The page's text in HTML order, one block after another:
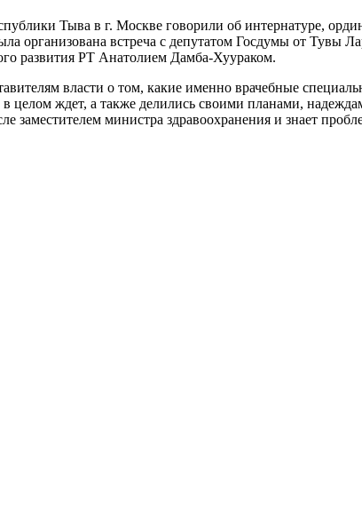
Тыва в г. Москве говорили об интернатуре,
организована встреча с депутатом Госдумы от Тувы
развития РТ Анатолием Дамба-Хуураком.
власти о том, какие именно врачебные
целом ждет, а также делились своими планами,
заместителем министра здравоохранения и знает